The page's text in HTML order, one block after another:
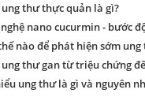
ung thư thực quản là gì?
nghệ nano cucurmin - bước
nào để phát hiện sớm
ung thư gan từ triệu chứng
ung thư là gì và nguyên